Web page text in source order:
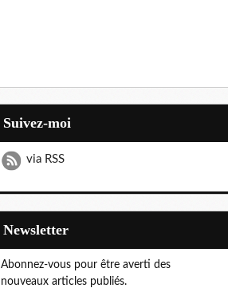
Suivez-moi
via RSS
Newsletter
Abonnez-vous pour être averti des
nouveaux articles publiés.